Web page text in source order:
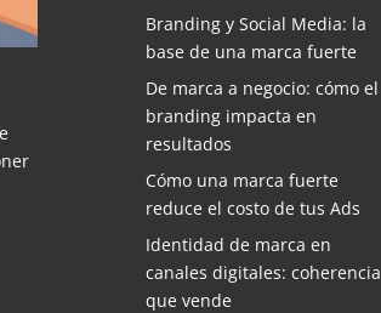
Branding y Social Media: la
base de una marca fuerte
De marca a negocio: cómo el
branding impacta en
resultados
Cómo una marca fuerte
reduce el costo de tus Ads
Identidad de marca en
canales digitales: coherencia
que vende